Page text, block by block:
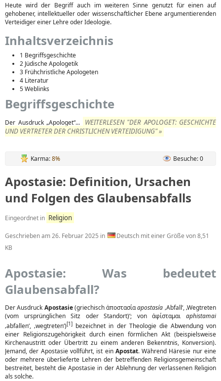
Heute wird der Begriff auch im weiteren Sinne genutzt für einen auf
gehobener, intellektueller oder wissenschaftlicher Ebene argumentierenden
Verteidiger einer Lehre oder Ideologie.
Inhaltsverzeichnis
1 Begriffsgeschichte
2 Jüdische Apologetik
3 Frühchristliche Apologeten
4 Literatur
5 Weblinks
Begriffsgeschichte
Der Ausdruck „Apologet“...
WEITERLESEN "DER APOLOGET: GESCHICHTE
UND VERTRETER DER CHRISTLICHEN VERTEIDIGUNG" »
Karma:8% Besuche: 0
Apostasie: Definition, Ursachen
und Folgen des Glaubensabfalls
Eingeordnet in Religion
Geschrieben am26. Februar 2025 in
Deutsch mit einer Größe von 8,51
KB
Apostasie: Was bedeutet
Glaubensabfall?
Der Ausdruck Apostasie(griechisch ἀποστασίαapostasía ‚Abfall‘, ‚Wegtreten
(vom ursprünglichen Sitz oder Standort)‘; von ἀφίσταμαι aphistamai
‚abfallen‘, ‚wegtreten‘)[1] bezeichnet in der Theologie die Abwendung von
einer Religionszugehörigkeit durch einen förmlichen Akt (beispielsweise
Kirchenaustritt oder Übertritt zu einem anderen Bekenntnis, Konversion).
Jemand, der Apostasie vollführt, ist ein Apostat. Während Häresie nur eine
oder mehrere überlieferte Lehren der betreffenden Religionsgemeinschaft
bestreitet, besteht die Apostasie in der Ablehnung der verlassenen Religion
als solche.